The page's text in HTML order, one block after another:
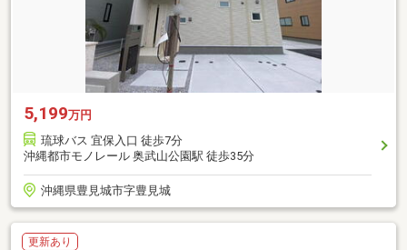
5,199万円
琉球バス 宜保入口 徒歩7分
沖縄都市モノレール 奥武山公園駅 徒歩35分
沖縄県豊見城市字豊見城
更新あり